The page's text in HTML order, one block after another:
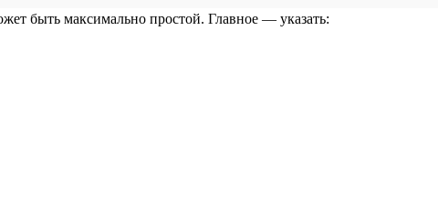
быть максимально простой. Главное — указать: